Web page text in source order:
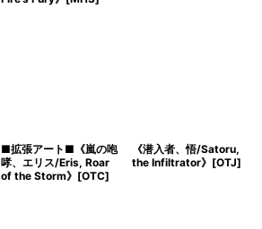
■拡張アート■《嵐の咆
哮、エリス/Eris, Roar
of the Storm》[OTC]
《潜入者、悟/Satoru,
the Infiltrator》[OTJ]